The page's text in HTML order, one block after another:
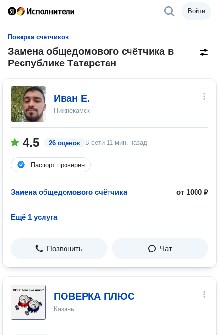
Войти
Поверка счетчиков
Замена общедомового счётчика в
Республике Татарстан
Иван Е.
Нижнекамск
4.5 26 оценок В сети 11 мин. назад
Паспорт проверен
Замена общедомового счётчика от 1000 ₽
Ещё 1 услуга
Позвонить Чат
ПОВЕРКА ПЛЮС
Казань